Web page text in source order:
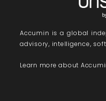
Accumin is a global
advisory, intelligence,
Learn more about